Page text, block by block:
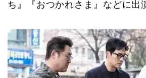
ち』『おつかれさま』などに出